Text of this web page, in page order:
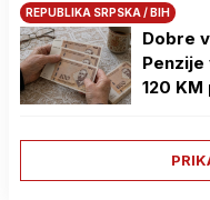
REPUBLIKA SRPSKA / BIH
Dobre
120